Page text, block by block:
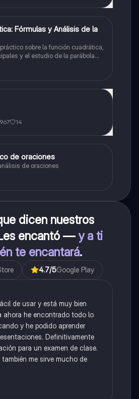
Fórmulas y Análisis de la
sobre la función cuadrática,
y el estudio de la parábola
gráfica.Incluye desarrollo de la
de raíces, vértice y elementos
14
de oraciones
de oraciones
dicen nuestros
encantó —y a ti
te encantará.
4.7/5Google Play
de usar y está muy bien
ahora he encontrado todo lo
y he podido aprender
Definitivamente
para un examen de clase.
me sirve mucho de